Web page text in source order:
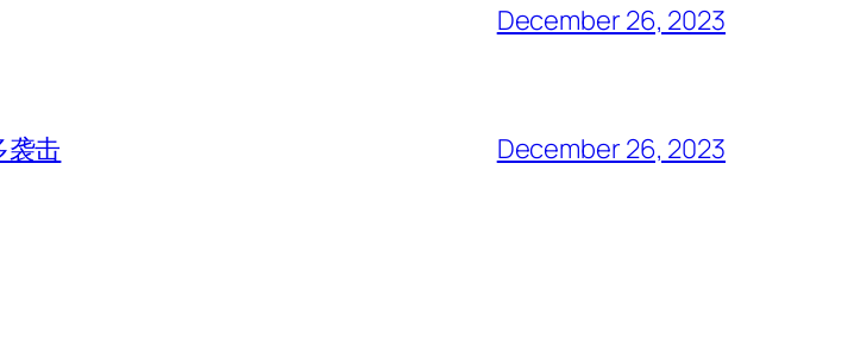
December 26, 2023
袭击 December 26, 2023